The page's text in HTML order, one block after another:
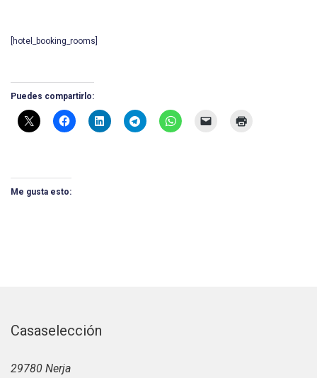
[hotel_booking_rooms]
Puedes compartirlo:
Me gusta esto:
Casaselección
29780 Nerja